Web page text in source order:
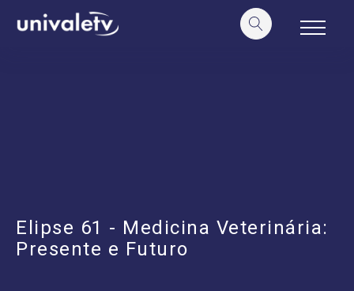
conteúdo
Elipse 61 - Medicina Veterinária:
Presente e Futuro